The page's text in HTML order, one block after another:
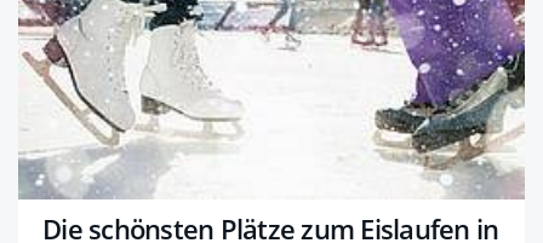
Die schönsten Plätze zum Eislaufen in